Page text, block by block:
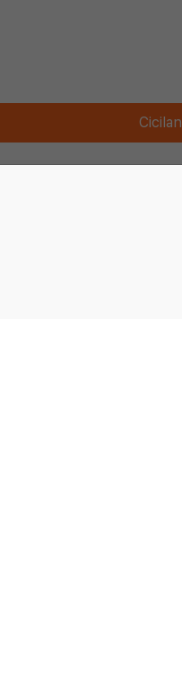
Cicilan